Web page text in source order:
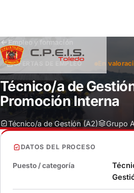
Saltar
al
contenido
Empleo y formación
OFERTAS DE EMPLEO En
Técnico/a de
Promoción Interna
Técnico/a de Gestión (A2) Grupo
DATOS DEL PROCESO
Puesto / categoría